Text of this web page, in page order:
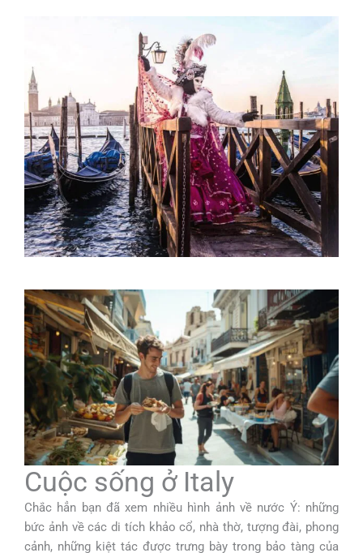
Cuộc sống ở Italy
Chắc hẳn bạn đã xem nhiều hình ảnh về nước Ý: những
bức ảnh về các di tích khảo cổ, nhà thờ, tượng đài, phong
cảnh, những kiệt tác được trưng bày trong bảo tàng của